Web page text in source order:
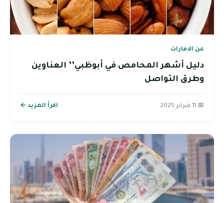
عن الامارات
دليل أشهر المحامص في أبوظبي’’ العناوين
وطرق التواصل
📅 11 فبراير 2025 اقرأ المزيد ←